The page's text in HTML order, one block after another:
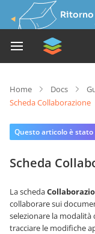
Ritorno
Home Docs
Scheda Collaborazione
Questo articolo è
Scheda
La scheda
collaborare sui
selezionare la
tracciare le modifiche